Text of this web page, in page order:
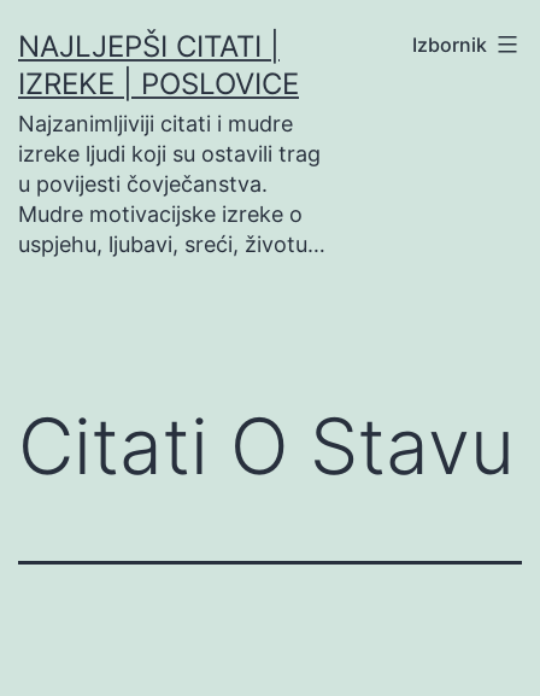
na
sadržaj
NAJLJEPŠI CITATI |
IZREKE | POSLOVICE
Najzanimljiviji citati i mudre
izreke ljudi koji su ostavili trag
u povijesti čovječanstva.
Mudre motivacijske izreke o
uspjehu, ljubavi, sreći, životu…
Izbornik
Citati O Stavu